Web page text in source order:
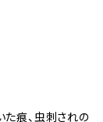
た痕、虫刺されの